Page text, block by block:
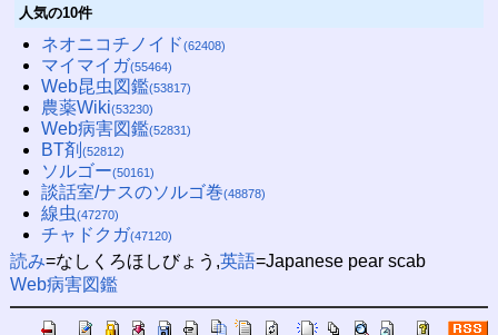
人気の10件
ネオニコチノイド(62408)
マイマイガ(55464)
Web昆虫図鑑(53817)
農薬Wiki(53230)
Web病害図鑑(52831)
BT剤 (52812)
ソルゴー(50161)
談話室/ナスのソルゴ巻(48878)
線虫(47270)
チャドクガ(47120)
読み=なしくろほしびょう,英語=Japanese pear scab
Web病害図鑑